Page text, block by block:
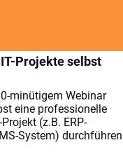
Projekte selbst
minütigem Webinar
eine professionelle
(z.B. ERP-
System) durchführen